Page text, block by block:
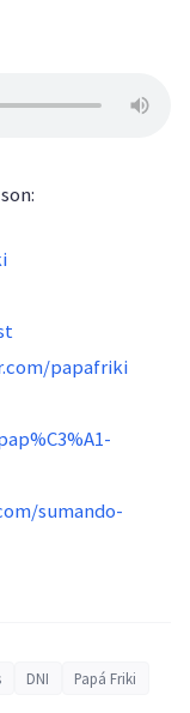
papafriki
sumando-
DNI Papá Friki